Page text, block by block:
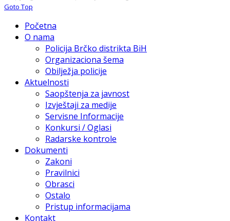
Goto Top
Početna
O nama
Policija Brčko distrikta BiH
Organizaciona šema
Obilježja policije
Aktuelnosti
Saopštenja za javnost
Izvještaji za medije
Servisne Informacije
Konkursi / Oglasi
Radarske kontrole
Dokumenti
Zakoni
Pravilnici
Obrasci
Ostalo
Pristup informacijama
Kontakt